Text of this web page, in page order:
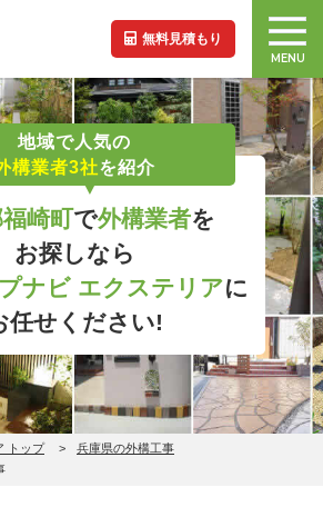
無料見積もり
MENU
地域で人気の
構業者3社を紹介
崎町で外構業者を
お探しなら
ナビ エクステリアに
任せください!
トップ
兵庫県の外構工事